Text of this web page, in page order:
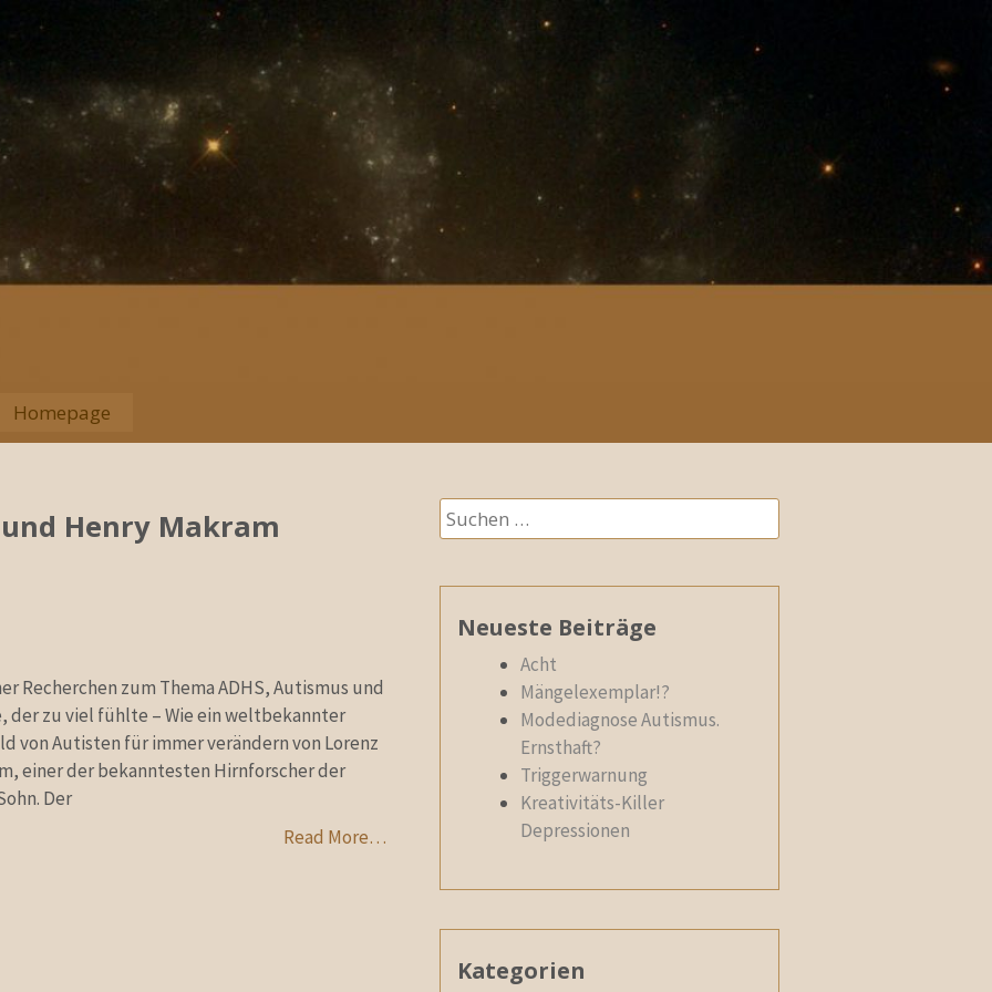
Homepage
Henry Makram
Recherchen zum Thema ADHS, Autismus und
der zu viel fühlte – Wie ein weltbekannter
von Autisten für immer verändern von Lorenz
einer der bekanntesten Hirnforscher der
Der
Read More…
Suchen
nach:
Neueste Beiträge
Acht
Mängelexemplar!?
Modediagnose Autismus.
Ernsthaft?
Triggerwarnung
Kreativitäts-Killer
Depressionen
Kategorien